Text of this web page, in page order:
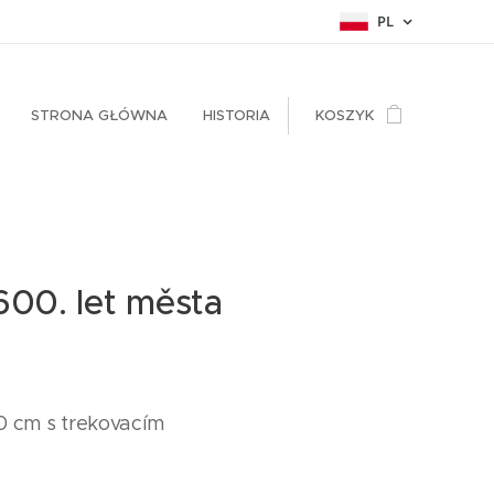
PL
STRONA GŁÓWNA HISTORIA KOSZYK
let města
cm s trekovacím